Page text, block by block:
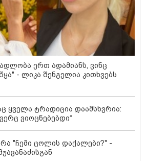
ერთ ადამიანს, ვინც
- ლიკა შენგელია კითხვებს
ყველა ტრადიცია დაამსხვრია:
ვიოცნებებდი“
"ჩემი ცოლის დაქალები?" -